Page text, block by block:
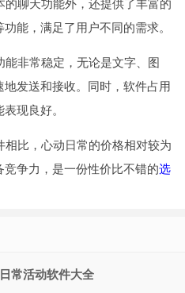
聊天功能外，还提供了丰富的
能，满足了用户不同的需求。
非常稳定，无论是文字、图
发送和接收。同时，软件占用
现良好。
比，心动日常的价格相对较为
争力，是一份性价比不错的选
常活动软件大全